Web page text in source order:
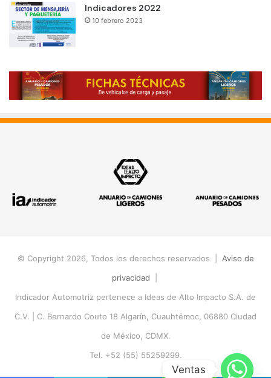
Indicadores 2022
10 febrero 2023
© Copyright 2026, Todos los derechos reservados | Aviso de
privacidad
Indicador Automotriz pertenece a Ideas de Alto Impacto S.A. de
C.V. | C. Bernardo Couto 18 Algarín, Cuauhtémoc, 06880 Ciudad
de México, CDMX.
Tel. +52 (55) 55259299.
Ventas